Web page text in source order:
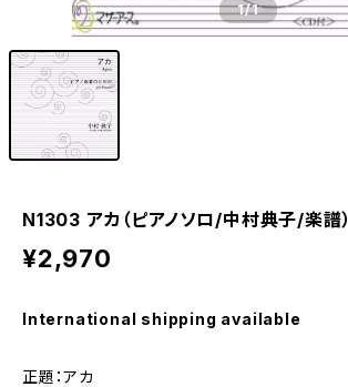
1/1
N1303 アカ（ピアノソロ/中村典子/楽譜）
¥2,970
International shipping available
正題：アカ